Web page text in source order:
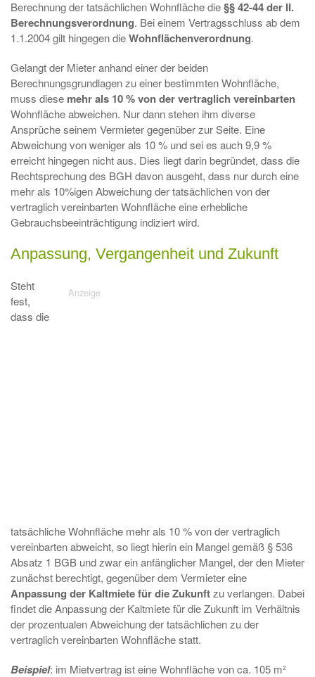
Berechnung der tatsächlichen Wohnfläche die§§ 42-44 der II.
Berechnungsverordnung. Bei einem Vertragsschluss ab dem
1.1.2004 gilt hingegen dieWohnflächenverordnung.
Gelangt der Mieter anhand einer der beiden
Berechnungsgrundlagen zu einer bestimmten Wohnfläche,
muss diese mehr als 10 % von der vertraglich vereinbarten
Wohnfläche abweichen. Nur dann stehen ihm diverse
Ansprüche seinem Vermieter gegenüber zur Seite. Eine
Abweichung von weniger als 10 % und sei es auch 9,9 %
erreicht hingegen nicht aus. Dies liegt darin begründet, dass die
Rechtsprechung des BGH davon ausgeht, dass nur durch eine
mehr als 10%igen Abweichung der tatsächlichen von der
vertraglich vereinbarten Wohnfläche eine erhebliche
Gebrauchsbeeinträchtigung indiziert wird.
Anpassung, Vergangenheit und Zukunft
Steht
fest,
dass die
tatsächliche Wohnfläche mehr als 10 % von der vertraglich
vereinbarten abweicht, so liegt hierin ein Mangel gemäß § 536
Absatz 1 BGB und zwar ein anfänglicher Mangel, der den Mieter
zunächst berechtigt, gegenüber dem Vermieter eine
Anpassung der Kaltmiete für die Zukunftzu verlangen. Dabei
findet die Anpassung der Kaltmiete für die Zukunft im Verhältnis
der prozentualen Abweichung der tatsächlichen zu der
vertraglich vereinbarten Wohnfläche statt.
Beispiel: im Mietvertrag ist eine Wohnfläche von ca. 105 m²